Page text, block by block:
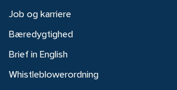
Job og karriere
Bæredygtighed
Brief in English
Whistleblowerordning